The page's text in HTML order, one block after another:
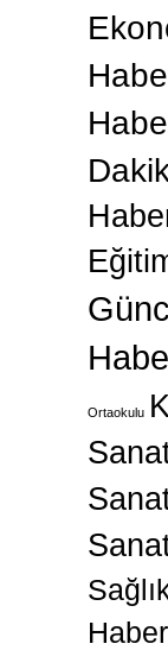
Ortaokulu